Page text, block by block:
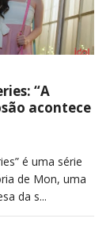
“A
acontece
é uma série
de Mon, uma
da s...